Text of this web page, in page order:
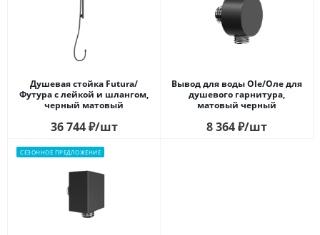
Душевая стойка Futura/
Футура c лейкой и шлангом,
черный матовый
36 744₽/шт
Вывод для воды Ole/Оле для
душевого гарнитура,
матовый черный
8 364₽/шт
СЕЗОННОЕ ПРЕДЛОЖЕНИЕ